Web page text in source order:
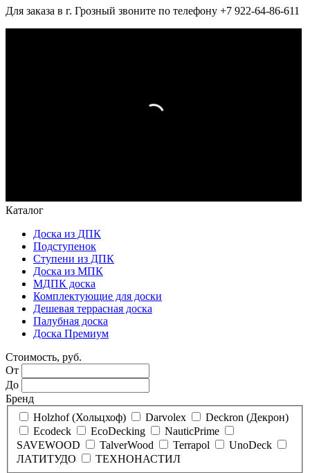
Для заказа в г. Грозный звоните по телефону +7 922-64-86-611
Каталог
Доска из ДПК
Подступенок
Ступени из ДПК
Доска из МПК
МДПК доска
Комплектующие для доски
Дешевая террасная доска
Палубная доска
Доска Премиум
Стоимость, руб.
От
До
Бренд
Holzhof (Хольцхоф)
Darvolex
Deckron (Декрон)
Ecodeck
EcoDecking
NauticPrime
SAVEWOOD
TalverWood Terrapol
UnoDeck
ЛАТИТУДО
ТЕХНОНАСТИЛ